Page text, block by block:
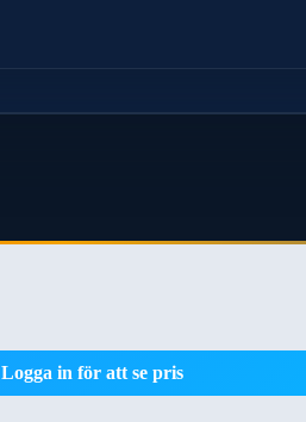
Logga in för att se pris